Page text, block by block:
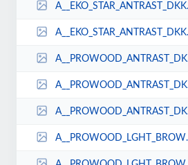
A__EKO_STAR_ANTRAST_DKK_kompozitpvcfiyatlarzeminkaplamafiyatlarucuzzemindemea...
A__EKO_STAR_ANTRAST_DKK_KOMPOZTPLASTKDECKFYATLARIAHAPDEME.png
A__PROWOOD_ANTRAST_DKKKKKOMPOZTPLASTKDECKFYATLARIAHAPDEMEx___Kopya.png
A__PROWOOD_ANTRAST_DKKKKKOMPOZTPLASTKDECKFYATLARIAHAPDEMEx___Kopya_1.png
A__PROWOOD_ANTRAST_DKKOMPOZTPLASTKDECKFYATLARIAHAPDEMEx___Kopya.png
A__PROWOOD_LGHT_BROWN_DKK_KOMPOZTPLASTKDECKFYATLARIAHAPDEMEx___Kopya.png